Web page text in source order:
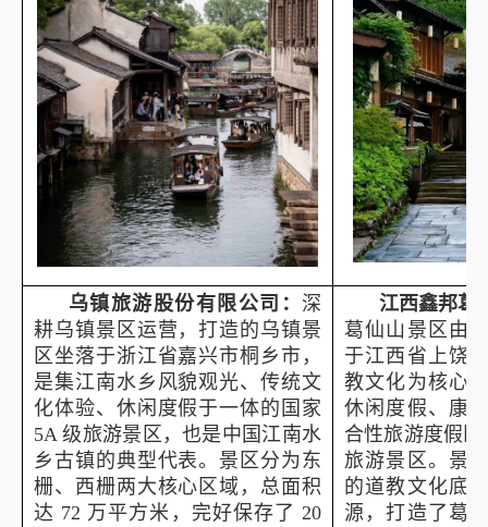
乌镇旅游股份有限公司 ： 深
耕乌镇景区运营，打造的乌镇景
区坐落于浙江省嘉兴市桐乡市，
是集江南水乡风貌观光、传统文
化体验、休闲度假于一体的国家
5A级旅游景区，也是中国江南水
乡古镇的典型代表。景区分为东
栅、西栅两大核心区域，总面积
达 72 万平方米，完好保存了20
江西鑫邦葛
葛仙山景区由
于江西省上饶
教文化为核心
休闲度假、康
合性旅游度假
旅游景区。景
的道教文化底
源，打造了葛